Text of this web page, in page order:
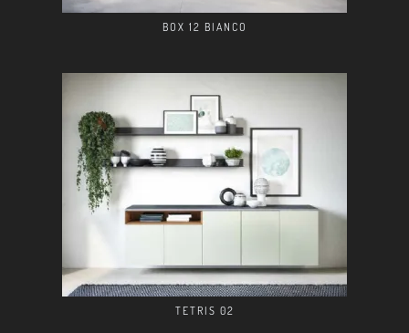
BOX 12 BIANCO
TETRIS 02